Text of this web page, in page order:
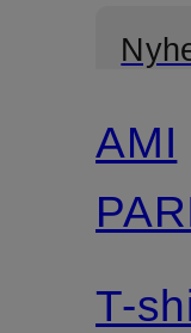
AMI
T-